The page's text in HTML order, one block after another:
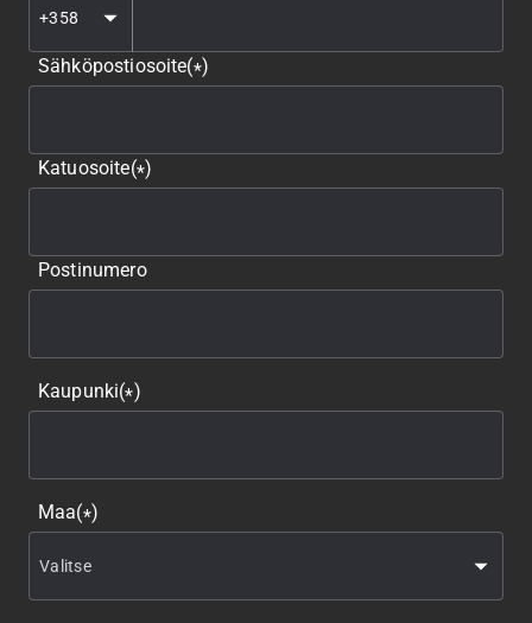
Sähköpostiosoite(*)
Katuosoite(*)
Postinumero
Kaupunki(*)
Maa(*)